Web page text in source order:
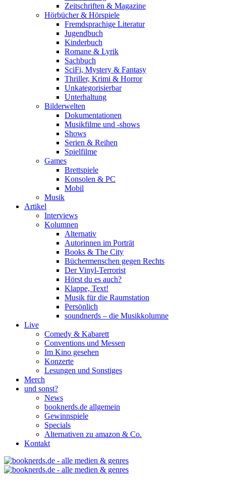
Zeitschriften & Magazine
Hörbücher & Hörspiele
Fremdsprachige Literatur
Jugendbuch
Kinderbuch
Romane & Lyrik
Sachbuch
SciFi, Mystery & Fantasy
Thriller, Krimi & Horror
Unkategorisierbar
Unterhaltung
Bilderwelten
Dokumentationen
Musikfilme und -shows
Shows
Serien & Reihen
Spielfilme
Games
Brettspiele
Konsolen & PC
Mobil
Musik
Artikel
Interviews
Kolumnen
Alternativ
Autorinnen im Porträt
Books & The City
Büchermenschen gegen Rechts
Der Vinyl-Terrorist
Hörst du es auch?
Klappe, Text!
Musik für die Raumstation
Persönlich
soundnerds – die Musikkolumne
Live
Comedy & Kabarett
Conventions und Messen
Im Kino gesehen
Konzerte
Lesungen und Sonstiges
Merch
und sonst?
News
booknerds.de allgemein
Gewinnspiele
Specials
Alternativen zu amazon & Co.
Kontakt